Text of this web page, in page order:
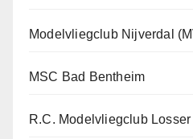
Modelvliegclub Nijverdal
MSC Bad Bentheim
R.C. Modelvliegclub Losser